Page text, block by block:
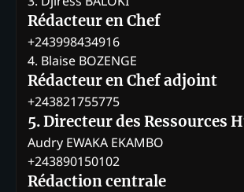
Rédacteur en Chef
+243998434916
4. Blaise BOZENGE
Rédacteur en Chef adjoint
+243821755775
5. Directeur des Ressources
Audry EWAKA EKAMBO
+243890150102
Rédaction centrale